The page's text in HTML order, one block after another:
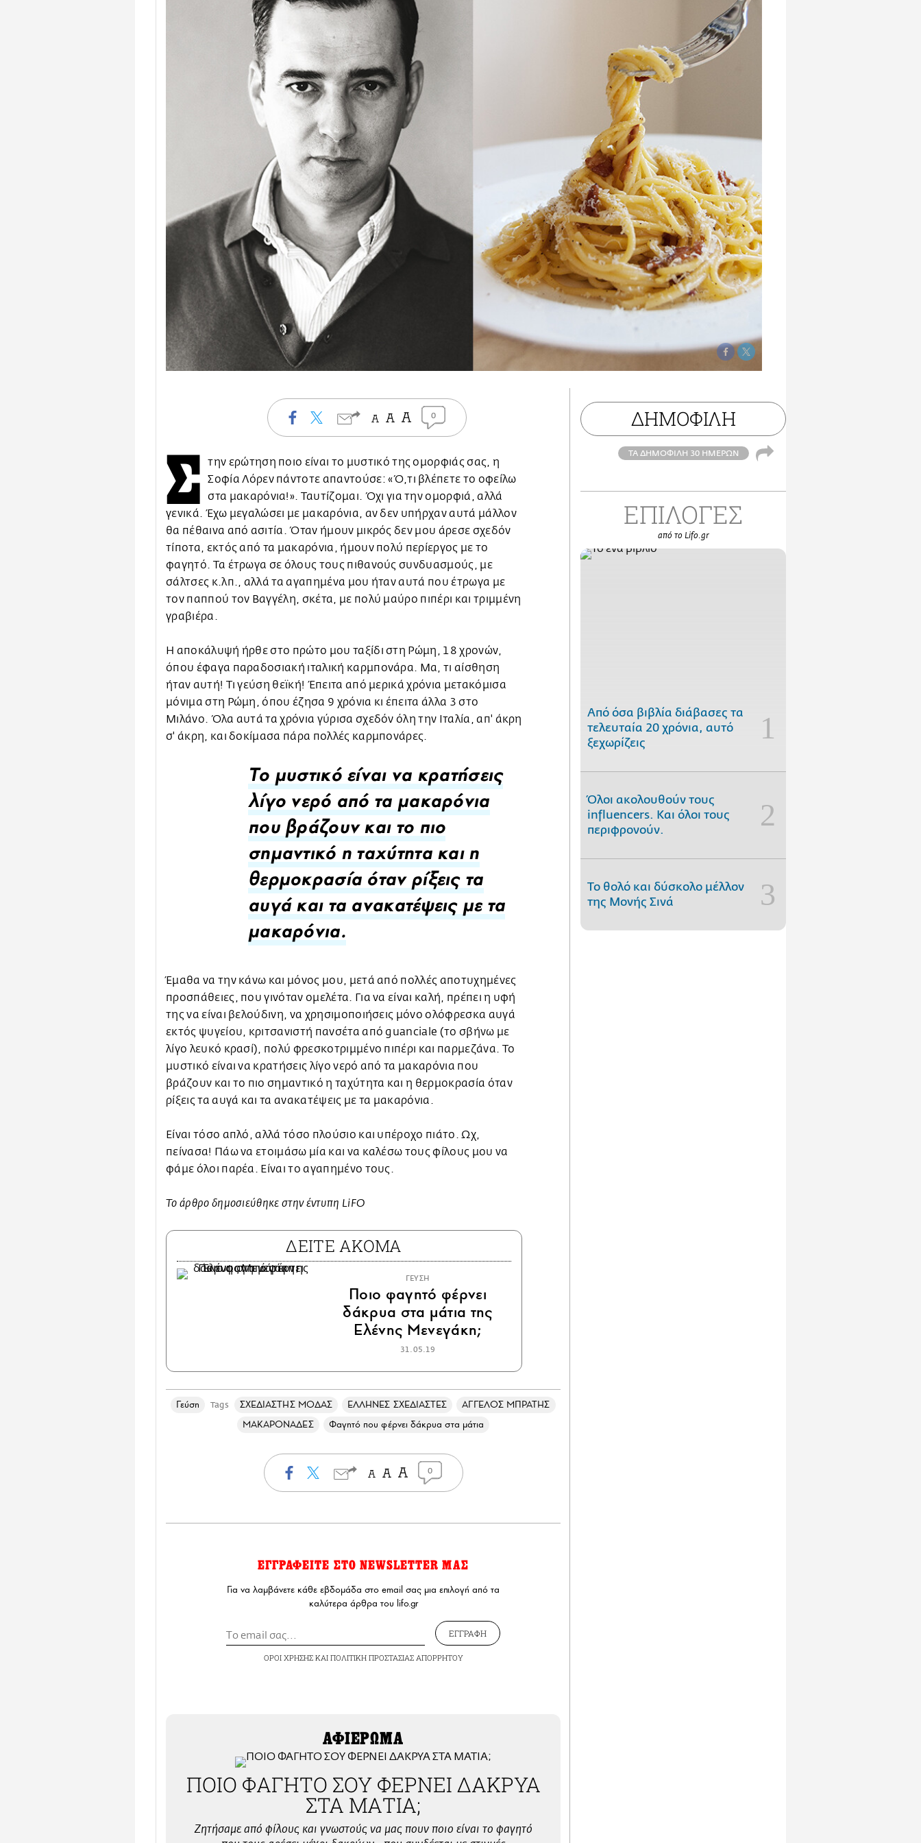
0
Σ
την ερώτηση ποιο είναι το μυστικό της ομορφιάς σας, η
Σοφία Λόρεν πάντοτε απαντούσε: «Ό,τι βλέπετε το οφείλω
στα μακαρόνια!». Ταυτίζομαι. Όχι για την ομορφιά, αλλά
γενικά. Έχω μεγαλώσει με μακαρόνια, αν δεν υπήρχαν αυτά μάλλον
θα πέθαινα από ασιτία. Όταν ήμουν μικρός δεν μου άρεσε σχεδόν
τίποτα, εκτός από τα μακαρόνια, ήμουν πολύ περίεργος με το
φαγητό. Τα έτρωγα σε όλους τους πιθανούς συνδυασμούς, με
σάλτσες κ.λπ., αλλά τα αγαπημένα μου ήταν αυτά που έτρωγα με
τον παππού τον Βαγγέλη, σκέτα, με πολύ μαύρο πιπέρι και τριμμένη
γραβιέρα.
Η αποκάλυψή ήρθε στο πρώτο μου ταξίδι στη Ρώμη, 18 χρονών,
όπου έφαγα παραδοσιακή ιταλική καρμπονάρα. Μα, τι αίσθηση
ήταν αυτή! Τι γεύση θεϊκή! Έπειτα από μερικά χρόνια μετακόμισα
μόνιμα στη Ρώμη, όπου έζησα 9 χρόνια κι έπειτα άλλα 3 στο
Μιλάνο. Όλα αυτά τα χρόνια γύρισα σχεδόν όλη την Ιταλία, απ' άκρη
σ' άκρη, και δοκίμασα πάρα πολλές καρμπονάρες.
Το μυστικό είναι να κρατήσεις
λίγο νερό από τα μακαρόνια
που βράζουν και το πιο
σημαντικό η ταχύτητα και η
θερμοκρασία όταν ρίξεις τα
αυγά και τα ανακατέψεις με τα
μακαρόνια.
Έμαθα να την κάνω και μόνος μου, μετά από πολλές αποτυχημένες
προσπάθειες, που γινόταν ομελέτα. Για να είναι καλή, πρέπει η υφή
της να είναι βελούδινη, να χρησιμοποιήσεις μόνο ολόφρεσκα αυγά
εκτός ψυγείου, κριτσανιστή πανσέτα από guanciale (το σβήνω με
λίγο λευκό κρασί), πολύ φρεσκοτριμμένο πιπέρι και παρμεζάνα. Το
μυστικό είναι να κρατήσεις λίγο νερό από τα μακαρόνια που
βράζουν και το πιο σημαντικό η ταχύτητα και η θερμοκρασία όταν
ρίξεις τα αυγά και τα ανακατέψεις με τα μακαρόνια.
Είναι τόσο απλό, αλλά τόσο πλούσιο και υπέροχο πιάτο. Ωχ,
πείνασα! Πάω να ετοιμάσω μία και να καλέσω τους φίλους μου να
φάμε όλοι παρέα. Είναι το αγαπημένο τους.
To άρθρο δημοσιεύθηκε στην έντυπη LiFO
ΔΕΙΤΕ ΑΚΟΜΑ
ΓΕΥΣΗ
Ποιο φαγητό φέρνει
δάκρυα στα μάτια της
Ελένης Μενεγάκη;
31.05.19
Γεύση Tags ΣΧΕΔΙΑΣΤΗΣ ΜΟΔΑΣ ΕΛΛΗΝΕΣ ΣΧΕΔΙΑΣΤΕΣ
ΑΓΓΕΛΟΣ ΜΠΡΑΤΗΣ
ΜΑΚΑΡΟΝΑΔΕΣ
Φαγητό που φέρνει δάκρυα στα μάτια
0
ΕΓΓΡΑΦΕΙΤΕ ΣΤΟ NEWSLETTER ΜΑΣ
Για να λαμβάνετε κάθε εβδομάδα στο email σας μια επιλογή από τα
καλύτερα άρθρα του lifo.gr
ΕΓΓΡΑΦΗ
ΟΡΟΙ ΧΡΗΣΗΣΚΑΙ ΠΟΛΙΤΙΚΗ ΠΡΟΣΤΑΣΙΑΣ ΑΠΟΡΡΗΤΟΥ
ΑΦΙΕΡΩΜΑ
ΠΟΙΟ ΦΑΓΗΤΟ ΣΟΥ ΦΕΡΝΕΙ ΔΑΚΡΥΑ
ΣΤΑ ΜΑΤΙΑ;
Ζητήσαμε από φίλους και γνωστούς να μας πουν ποιo είναι το φαγητό
ΔΗΜΟΦΙΛΗ
ΤΑ ΔΗΜΟΦΙΛΗ 30 ΗΜΕΡΩΝ
ΕΠΙΛΟΓΕΣ
από το Lifo.gr
Από όσα βιβλία διάβασες τα
τελευταία 20 χρόνια, αυτό
ξεχωρίζεις
Όλοι ακολουθούν τους
influencers. Και όλοι τους
περιφρονούν.
Το θολό και δύσκολο μέλλον
της Μονής Σινά